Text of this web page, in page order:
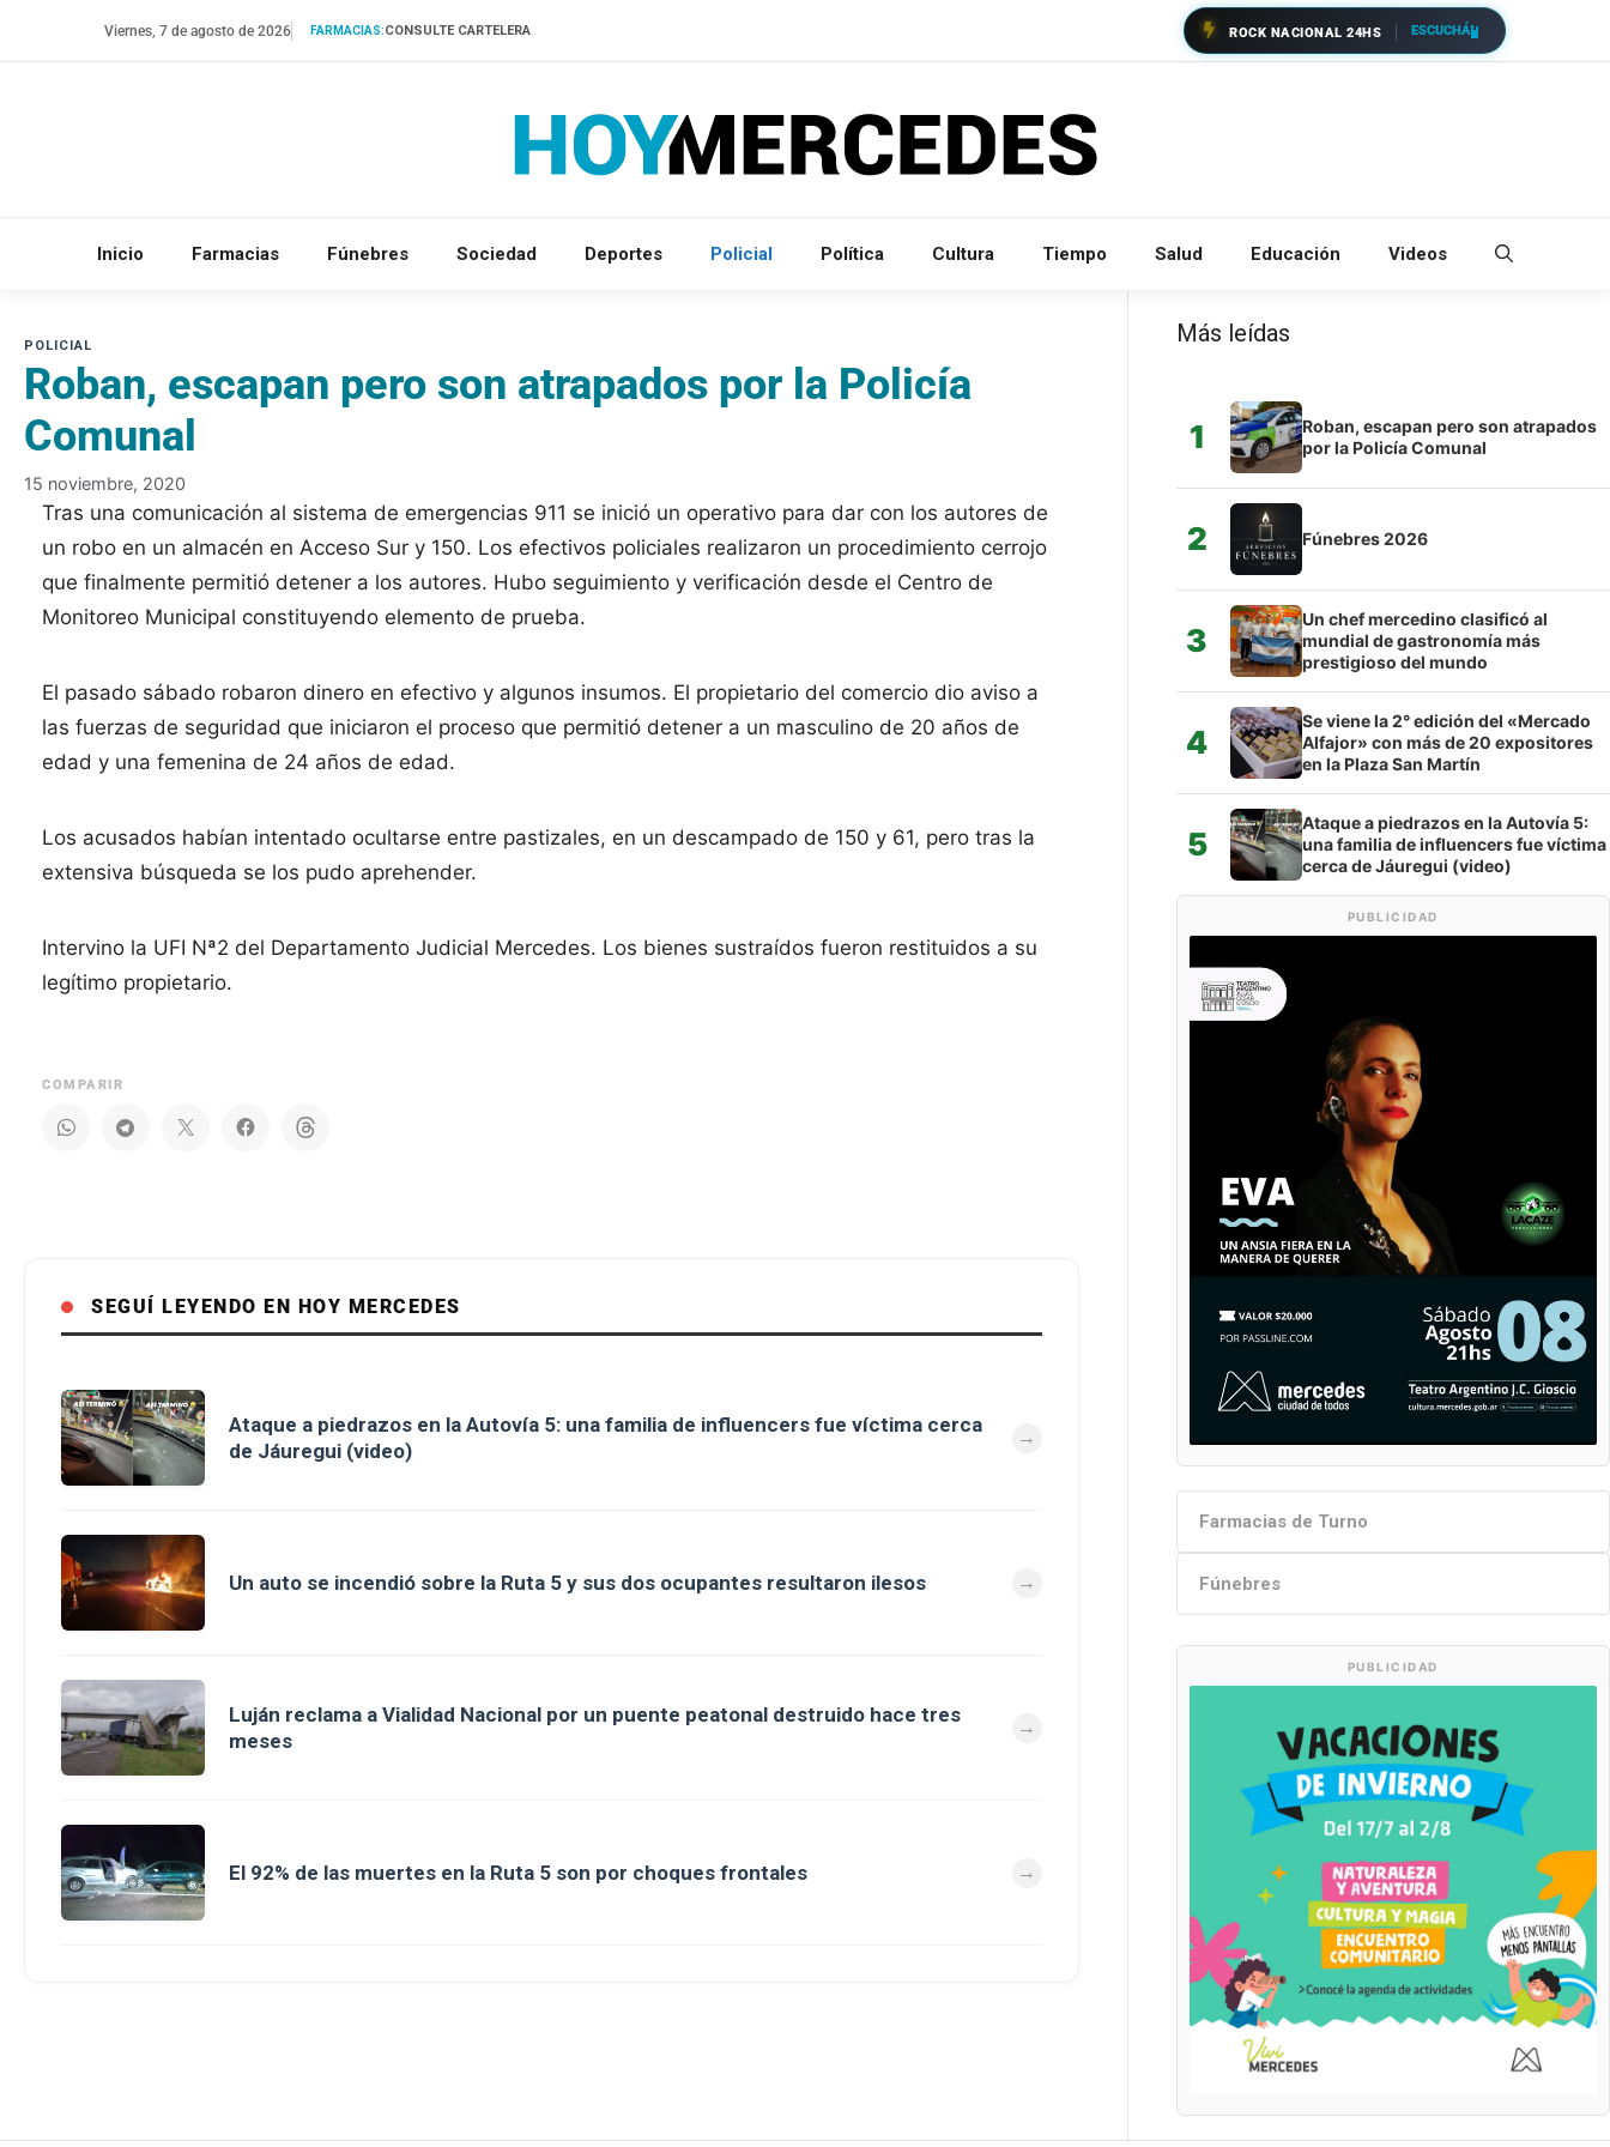
Viernes, 7 de agosto de 2026 FARMACIAS:CONSULTE CARTELERA ROCK NACIONAL 24HS ESCUCHÁ
Inicio Farmacias Fúnebres Sociedad Deportes Policial Política Cultura Tiempo Salud Educación Videos
Roban, escapan pero son atrapados por la Policía
Comunal
15 noviembre, 2020
Tras una comunicación al sistema de emergencias 911 se inició un operativo para dar con los autores de
un robo en un almacén en Acceso Sur y 150. Los efectivos policiales realizaron un procedimiento cerrojo
que finalmente permitió detener a los autores. Hubo seguimiento y verificación desde el Centro de
Monitoreo Municipal constituyendo elemento de prueba.
El pasado sábado robaron dinero en efectivo y algunos insumos. El propietario del comercio dio aviso a
las fuerzas de seguridad que iniciaron el proceso que permitió detener a un masculino de 20 años de
edad y una femenina de 24 años de edad.
Los acusados habían intentado ocultarse entre pastizales, en un descampado de 150 y 61, pero tras la
extensiva búsqueda se los pudo aprehender.
Intervino la UFI Nª2 del Departamento Judicial Mercedes. Los bienes sustraídos fueron restituidos a su
legítimo propietario.
COMPARIR
SEGUÍ LEYENDO EN HOY MERCEDES
Ataque a piedrazos en la Autovía 5: una familia de influencers fue víctima cerca
de Jáuregui (video)
Un auto se incendió sobre la Ruta 5 y sus dos ocupantes resultaron ilesos
Luján reclama a Vialidad Nacional por un puente peatonal destruido hace tres
meses
El 92% de las muertes en la Ruta 5 son por choques frontales
Más leídas
1
Roban, escapan pero son atrapados
por la Policía Comunal
2 Fúnebres 2026
3
Un chef mercedino clasificó al
mundial de gastronomía más
prestigioso del mundo
4
Se viene la 2° edición del «Mercado
Alfajor» con más de 20 expositores
en la Plaza San Martín
5
Ataque a piedrazos en la Autovía 5:
una familia de influencers fue víctima
cerca de Jáuregui (video)
PUBLICIDAD
Farmacias de Turno
Fúnebres
PUBLICIDAD